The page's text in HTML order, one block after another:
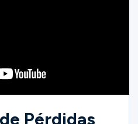
Pérdidas